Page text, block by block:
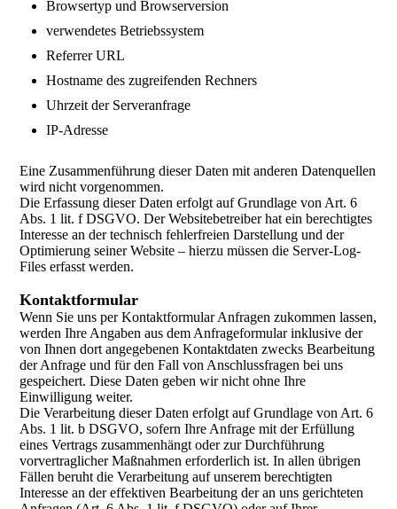
Browsertyp und Browserversion
verwendetes Betriebssystem
Referrer URL
Hostname des zugreifenden Rechners
Uhrzeit der Serveranfrage
IP-Adresse
Eine Zusammenführung dieser Daten mit anderen Datenquellen
wird nicht vorgenommen.
Die Erfassung dieser Daten erfolgt auf Grundlage von Art. 6
Abs. 1 lit. f DSGVO. Der Websitebetreiber hat ein berechtigtes
Interesse an der technisch fehlerfreien Darstellung und der
Optimierung seiner Website – hierzu müssen die Server-Log-
Files erfasst werden.
Kontaktformular
Wenn Sie uns per Kontaktformular Anfragen zukommen lassen,
werden Ihre Angaben aus dem Anfrageformular inklusive der
von Ihnen dort angegebenen Kontaktdaten zwecks Bearbeitung
der Anfrage und für den Fall von Anschlussfragen bei uns
gespeichert. Diese Daten geben wir nicht ohne Ihre
Einwilligung weiter.
Die Verarbeitung dieser Daten erfolgt auf Grundlage von Art. 6
Abs. 1 lit. b DSGVO, sofern Ihre Anfrage mit der Erfüllung
eines Vertrags zusammenhängt oder zur Durchführung
vorvertraglicher Maßnahmen erforderlich ist. In allen übrigen
Fällen beruht die Verarbeitung auf unserem berechtigten
Interesse an der effektiven Bearbeitung der an uns gerichteten